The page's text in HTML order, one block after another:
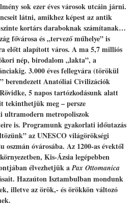
sok ezer éves városok utcáin járni.
látni, amikhez képest az antik
kortárs daraboknak számítanak…
fővárosa és „tervező műhelye” is
előtt alapított város. A ma 5,7 milliós
nép, birodalom „lakta”, a
3.000 éves fellegvára(törökül
berendezett Anatóliai Civilizációk
Rövidke, 5 napos tartózkodásunk alatt
tekinthetjük meg – persze
ultramodern metropoliszok
is. Programunk gyakorlati időutazás
az UNESCO világörökségi
óvárosába. Az 1200-as évektől
Kis-Ázsia legépebben
élvezhetjük aPax Ottomanica
Hazaúton Isztambulban mondunk
illetve az örök,- és örökkön változó